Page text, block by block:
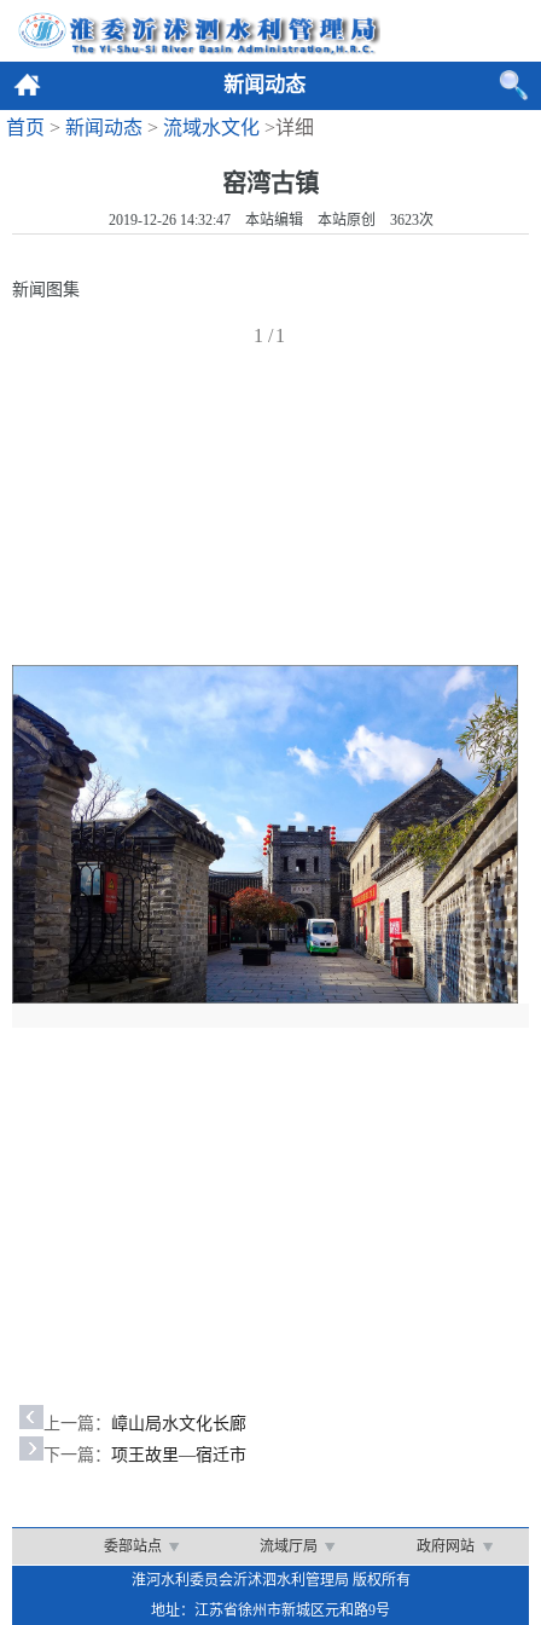
新闻动态
首页 > 新闻动态 > 流域水文化 >详细
窑湾古镇
2019-12-26 14:32:47 本站编辑 本站原创 3623次
新闻图集
1 /1
上一篇： 嶂山局水文化长廊
下一篇： 项王故里—宿迁市
委部站点 流域厅局
政府网站
淮河水利委员会沂沭泗水利管理局 版权所有
地址：江苏省徐州市新城区元和路9号